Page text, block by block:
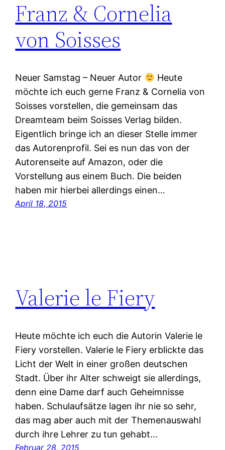
Franz & Cornelia
von Soisses
Neuer Samstag – Neuer Autor
Heute
möchte ich euch gerne Franz & Cornelia von
Soisses vorstellen, die gemeinsam das
Dreamteam beim Soisses Verlag bilden.
Eigentlich bringe ich an dieser Stelle immer
das Autorenprofil. Sei es nun das von der
Autorenseite auf Amazon, oder die
Vorstellung aus einem Buch. Die beiden
haben mir hierbei allerdings einen…
April 18, 2015
Valerie le Fiery
Heute möchte ich euch die Autorin Valerie le
Fiery vorstellen. Valerie le Fiery erblickte das
Licht der Welt in einer großen deutschen
Stadt. Über ihr Alter schweigt sie allerdings,
denn eine Dame darf auch Geheimnisse
haben. Schulaufsätze lagen ihr nie so sehr,
das mag aber auch mit der Themenauswahl
durch ihre Lehrer zu tun gehabt…
Februar 28, 2015